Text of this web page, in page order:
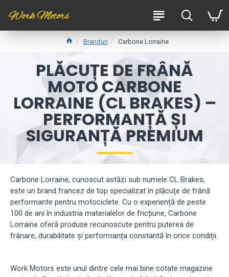
Branduri Carbone Lorraine
PLĂCUȚE DE FRÂNĂ
MOTO CARBONE
LORRAINE (CL BRAKES) –
PERFORMANȚĂ ȘI
SIGURANȚĂ PREMIUM
Carbone Lorraine, cunoscut astăzi sub numele CL Brakes,
este un brand francez de top specializat în plăcuțe de frână
performante pentru motociclete. Cu o experiență de peste
100 de ani în industria materialelor de fricțiune, Carbone
Lorraine oferă produse recunoscute pentru puterea de
frânare, durabilitate și performanța constantă în orice condiții.
Work Motors este unul dintre cele mai bine cotate magazine